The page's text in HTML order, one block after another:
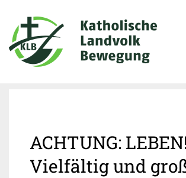
ACHTUNG: LEBEN!
Vielfältig und